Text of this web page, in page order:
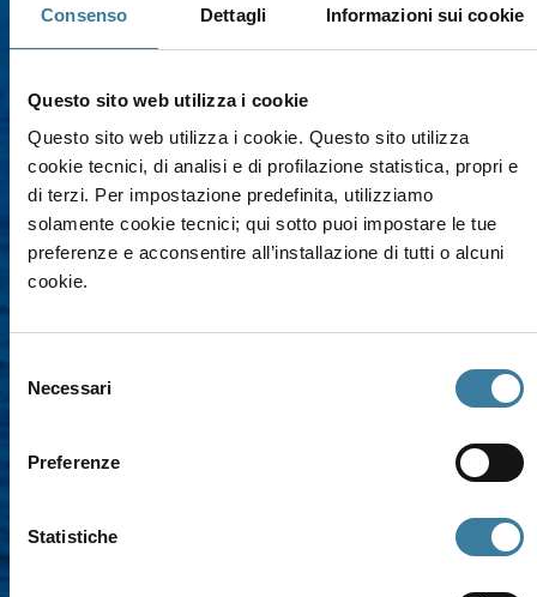
Consenso Dettagli Informazioni sui cookie
Questo sito web utilizza i cookie
Questo sito web utilizza i cookie. Questo sito utilizza
cookie tecnici, di analisi e di profilazione statistica, propri e
di terzi. Per impostazione predefinita, utilizziamo
solamente cookie tecnici; qui sotto puoi impostare le tue
preferenze e acconsentire all’installazione di tutti o alcuni
cookie.
delNecessari
Preferenze
Statistiche
perderti tra i filari di Zibibbo o camminare nel vento
sulla Montagna Grande, qui trovi il tuo ritmo. Esplora
fare a Pantelleria.
sapori